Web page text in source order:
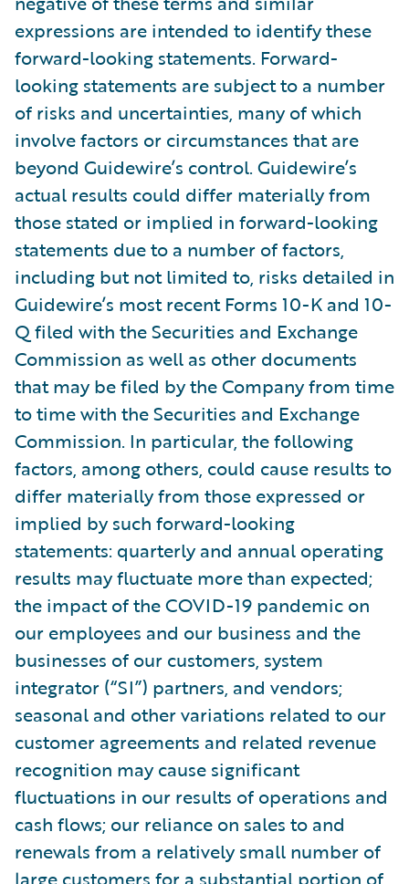
expressions are intended to identify these
forward-looking statements. Forward-
looking statements are subject to a number
of risks and uncertainties, many of which
involve factors or circumstances that are
beyond Guidewire’s control. Guidewire’s
actual results could differ materially from
those stated or implied in forward-looking
statements due to a number of factors,
including but not limited to, risks detailed in
Guidewire’s most recent Forms 10-K and 10-
Q filed with the Securities and Exchange
Commission as well as other documents
that may be filed by the Company from time
to time with the Securities and Exchange
Commission. In particular, the following
factors, among others, could cause results to
differ materially from those expressed or
implied by such forward-looking
statements: quarterly and annual operating
results may fluctuate more than expected;
the impact of the COVID-19 pandemic on
our employees and our business and the
businesses of our customers, system
integrator (“SI”) partners, and vendors;
seasonal and other variations related to our
customer agreements and related revenue
recognition may cause significant
fluctuations in our results of operations and
cash flows; our reliance on sales to and
renewals from a relatively small number of
large customers for a substantial portion of